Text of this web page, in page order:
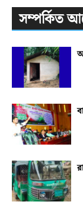
সম্পর্কিত